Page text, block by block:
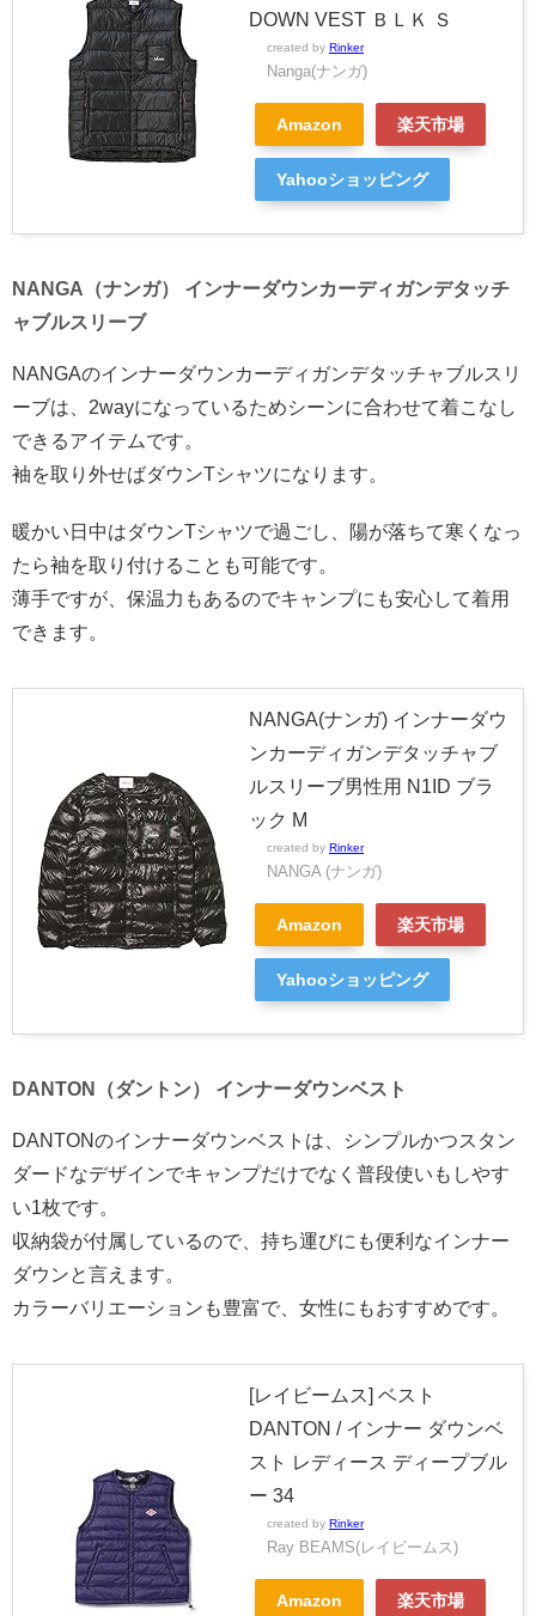
DOWN VEST ＢＬＫ Ｓ
created by Rinker
Nanga(ナンガ)
Amazon 楽天市場
Yahooショッピング
NANGA（ナンガ） インナーダウンカーディガンデタッチ
ャブルスリーブ
NANGAのインナーダウンカーディガンデタッチャブルスリ
ーブは、2wayになっているためシーンに合わせて着こなし
できるアイテムです。
袖を取り外せばダウンTシャツになります。
暖かい日中はダウンTシャツで過ごし、陽が落ちて寒くなっ
たら袖を取り付けることも可能です。
薄手ですが、保温力もあるのでキャンプにも安心して着用
できます。
NANGA(ナンガ) インナーダウ
ンカーディガンデタッチャブ
ルスリーブ男性用 N1ID ブラ
ック M
created by Rinker
NANGA (ナンガ)
Amazon 楽天市場
Yahooショッピング
DANTON（ダントン） インナーダウンベスト
DANTONのインナーダウンベストは、シンプルかつスタン
ダードなデザインでキャンプだけでなく普段使いもしやす
い1枚です。
収納袋が付属しているので、持ち運びにも便利なインナー
ダウンと言えます。
カラーバリエーションも豊富で、女性にもおすすめです。
[レイビームス] ベスト
DANTON / インナー ダウンベ
スト レディース ディープブル
ー 34
created by Rinker
Ray BEAMS(レイビームス)
Amazon 楽天市場